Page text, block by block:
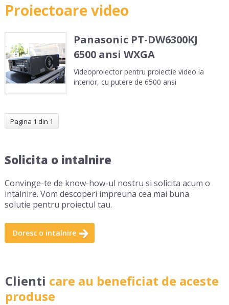
Proiectoare video
Panasonic PT-DW6300KJ
6500 ansi WXGA
Videoproiector pentru proiectie video la
interior, cu putere de 6500 ansi
Pagina 1 din 1
Solicita o intalnire
Convinge-te de know-how-ul nostru si solicita acum o
intalnire. Vom descoperi impreuna cea mai buna
solutie pentru proiectul tau.
Doresc o intalnire
Clienti care au beneficiat de aceste
produse